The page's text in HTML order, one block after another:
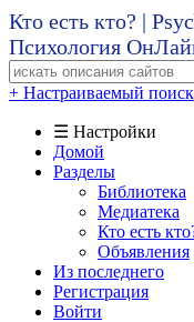
Кто есть кто? |
Психология
+ Настраиваемый поиск
☰ Настройки
Домой
Разделы
Библиотека
Медиатека
Кто есть
Объявления
Из последнего
Регистрация
Войти